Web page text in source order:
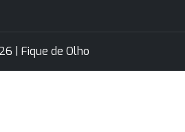
| Fique de Olho